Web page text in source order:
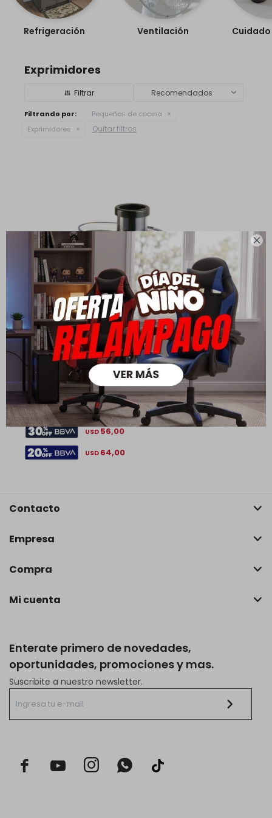

Refrigeración Ventilación
Exprimidores
Recomendados
Filtrando por:
Pequeños de cocina
Exprimidores
Quitar filtros
Extractor de Jugos - Negro 0,5 L - James
USD80,00 USD 112,00
USD 56,00
USD 64,00
Enterate primero de novedades,
oportunidades, promociones y mas.
Suscribite a nuestro newsletter.
  
Contacto
Empresa
Compra
Mi cuenta